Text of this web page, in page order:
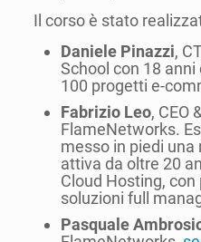
Il corso è stato
Daniele Pinazzi,
School con 18
100 progetti e-
Fabrizio Leo, CEO
FlameNetworks.
messo in piedi
attiva da oltre 20
Cloud Hosting,
soluzioni full
Pasquale